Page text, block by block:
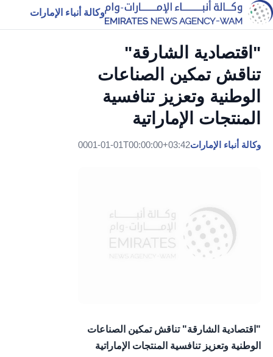
وكالة أنباء الإمارات
"اقتصادية الشارقة"
تناقش تمكين الصناعات
الوطنية وتعزيز تنافسية
المنتجات الإماراتية
وكالة أنباء الإمارات0001-01-01T00:00:00+03:42
"اقتصادية الشارقة" تناقش تمكين الصناعات
الوطنية وتعزيز تنافسية المنتجات الإماراتية